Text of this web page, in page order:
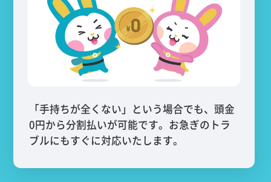
「手持ちが全くない」という場合でも、頭金
0円から分割払いが可能です。お急ぎのトラ
ブルにもすぐに対応いたします。